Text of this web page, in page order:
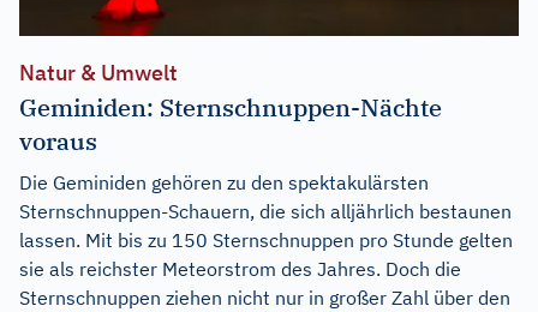
Natur & Umwelt
Geminiden: Sternschnuppen-Nächte
voraus
Die Geminiden gehören zu den spektakulärsten
Sternschnuppen-Schauern, die sich alljährlich bestaunen
lassen. Mit bis zu 150 Sternschnuppen pro Stunde gelten
sie als reichster Meteorstrom des Jahres. Doch die
Sternschnuppen ziehen nicht nur in großer Zahl über den